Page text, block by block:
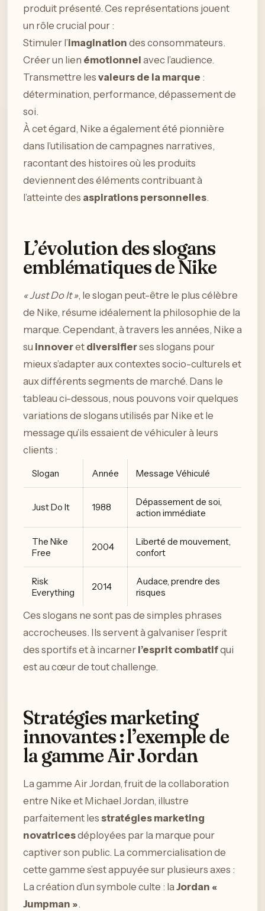
produit présenté. Ces représentations jouent
un rôle crucial pour :
Stimuler l’imagination des consommateurs.
Créer un lien émotionnel avec l’audience.
Transmettre les valeurs de la marque :
détermination, performance, dépassement de
soi.
À cet égard, Nike a également été pionnière
dans l’utilisation de campagnes narratives,
racontant des histoires où les produits
deviennent des éléments contribuant à
l’atteinte des aspirations personnelles.
L’évolution des slogans
emblématiques de Nike
« Just Do It », le slogan peut-être le plus célèbre
de Nike, résume idéalement la philosophie de la
marque. Cependant, à travers les années, Nike a
su innoveret diversifierses slogans pour
mieux s’adapter aux contextes socio-culturels et
aux différents segments de marché. Dans le
tableau ci-dessous, nous pouvons voir quelques
variations de slogans utilisés par Nike et le
message qu’ils essaient de véhiculer à leurs
clients :
Slogan Année Message Véhiculé
Just Do It 1988
Dépassement de soi,
action immédiate
The Nike
Free
2004
Liberté de mouvement,
confort
Risk
Everything
2014
Audace, prendre des
risques
Ces slogans ne sont pas de simples phrases
accrocheuses. Ils servent à galvaniser l’esprit
des sportifs et à incarner l’esprit combatifqui
est au cœur de tout challenge.
Stratégies marketing
innovantes : l’exemple de
la gamme Air Jordan
La gamme Air Jordan, fruit de la collaboration
entre Nike et Michael Jordan, illustre
parfaitement les stratégies marketing
novatricesdéployées par la marque pour
captiver son public. La commercialisation de
cette gamme s’est appuyée sur plusieurs axes :
La création d’un symbole culte : laJordan «
Jumpman ».